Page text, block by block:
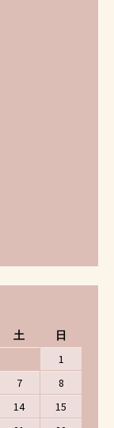
土
日
1
7
8
14
15